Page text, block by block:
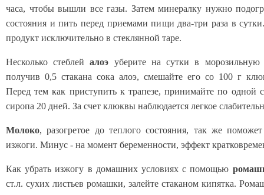
часа, чтобы вышли все газы. Затем минералку нужно
состояния и пить перед приемами пищи два-три раза в
продукт исключительно в стеклянной таре.
Несколько стеблейалоэ уберите на сутки в морозильную
получив 0,5 стакана сока алоэ, смешайте его со 100 г
Перед тем как приступить к трапезе, принимайте по одной
сиропа 20 дней. За счет клюквы наблюдается легкое
Молоко, разогретое до теплого состояния, так же поможет
изжоги. Минус - на момент беременности, эффект
Как убрать изжогу в домашних условиях с помощью
ст.л. сухих листьев ромашки, залейте стаканом кипятка.